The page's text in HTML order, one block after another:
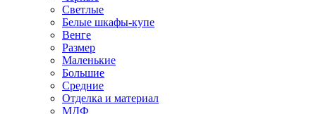
Светлые
Белые шкафы-купе
Венге
Размер
Маленькие
Большие
Средние
Отделка и материал
МДФ